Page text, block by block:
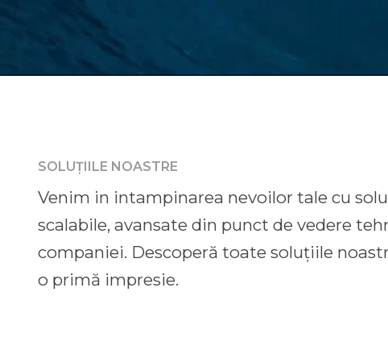
SOLUȚIILE NOASTRE
Venim in intampinarea nevoilor tale cu
scalabile, avansate din punct de vedere
companiei. Descoperă toate soluțiile
o primă impresie.